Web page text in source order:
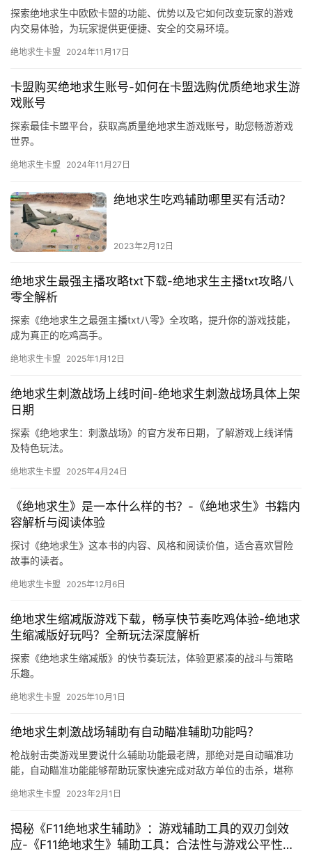
探索绝地求生中欧欧卡盟的功能、优势以及它如何改变玩家的游戏
内交易体验，为玩家提供更便捷、安全的交易环境。
绝地求生卡盟 2024年11月17日
卡盟购买绝地求生账号-如何在卡盟选购优质绝地求生游
戏账号
探索最佳卡盟平台，获取高质量绝地求生游戏账号，助您畅游游戏
世界。
绝地求生卡盟 2024年11月27日
绝地求生吃鸡辅助哪里买有活动？
2023年2月12日
绝地求生最强主播攻略txt下载-绝地求生主播txt攻略八
零全解析
探索《绝地求生之最强主播txt八零》全攻略，提升你的游戏技能，
成为真正的吃鸡高手。
绝地求生卡盟 2025年1月12日
绝地求生刺激战场上线时间-绝地求生刺激战场具体上架
日期
探索《绝地求生：刺激战场》的官方发布日期，了解游戏上线详情
及特色玩法。
绝地求生卡盟 2025年4月24日
《绝地求生》是一本什么样的书？-《绝地求生》书籍内
容解析与阅读体验
探讨《绝地求生》这本书的内容、风格和阅读价值，适合喜欢冒险
故事的读者。
绝地求生卡盟 2025年12月6日
绝地求生缩减版游戏下载，畅享快节奏吃鸡体验-绝地求
生缩减版好玩吗？全新玩法深度解析
探索《绝地求生缩减版》的快节奏玩法，体验更紧凑的战斗与策略
乐趣。
绝地求生卡盟 2025年10月1日
绝地求生刺激战场辅助有自动瞄准辅助功能吗？
枪战射击类游戏里要说什么辅助功能最老牌，那绝对是自动瞄准功
能，自动瞄准功能能够帮助玩家快速完成对敌方单位的击杀，堪称
功能？…
绝地求生卡盟 2023年2月1日
揭秘《F11绝地求生辅助》：游戏辅助工具的双刃剑效
应-《F11绝地求生》辅助工具：合法性与游戏公平性探